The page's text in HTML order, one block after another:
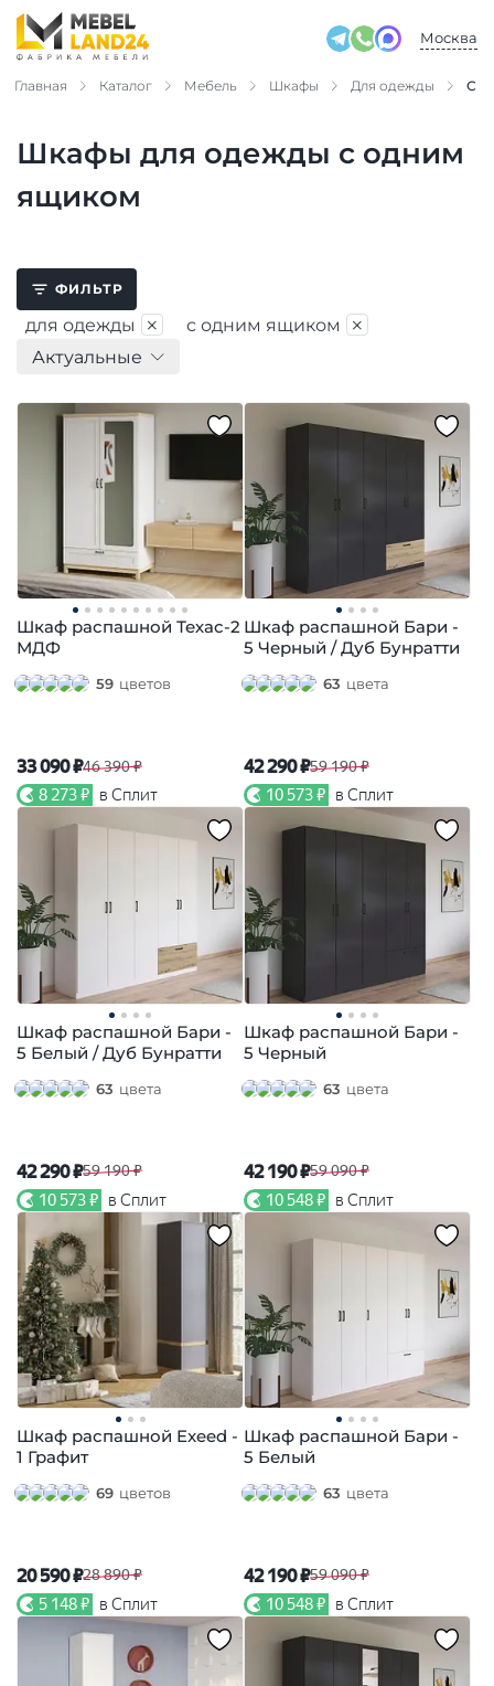
Москва
Главная Каталог Мебель Шкафы Для одежды С
Шкафы для одежды с одним
ящиком
ФИЛЬТР
для одежды × с одним ящиком ×
Актуальные
Шкаф распашной Техас-2
МДФ
59 цветов
33 090 ₽46 390 ₽
8 273 ₽ в Сплит
Шкаф распашной Бари -
5 Черный / Дуб Бунратти
63 цвета
42 290 ₽59 190 ₽
10 573 ₽ в Сплит
Шкаф распашной Бари -
5 Белый / Дуб Бунратти
63 цвета
42 290 ₽59 190 ₽
10 573 ₽ в Сплит
Шкаф распашной Бари -
5 Черный
63 цвета
42 190 ₽59 090 ₽
10 548 ₽ в Сплит
Шкаф распашной Exeed -
1 Графит
69 цветов
20 590 ₽28 890 ₽
5 148 ₽ в Сплит
Шкаф распашной Бари -
5 Белый
63 цвета
42 190 ₽59 090 ₽
10 548 ₽ в Сплит